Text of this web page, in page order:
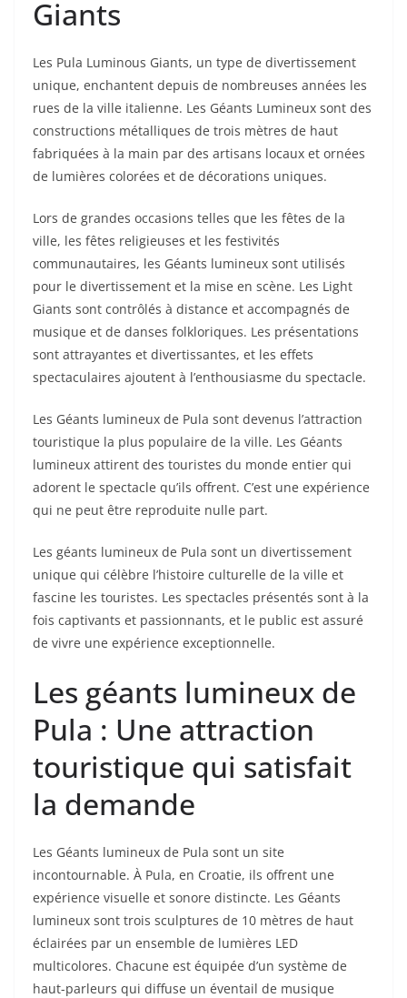
Giants
Les Pula Luminous Giants, un type de divertissement
unique, enchantent depuis de nombreuses années les
rues de la ville italienne. Les Géants Lumineux sont des
constructions métalliques de trois mètres de haut
fabriquées à la main par des artisans locaux et ornées
de lumières colorées et de décorations uniques.
Lors de grandes occasions telles que les fêtes de la
ville, les fêtes religieuses et les festivités
communautaires, les Géants lumineux sont utilisés
pour le divertissement et la mise en scène. Les Light
Giants sont contrôlés à distance et accompagnés de
musique et de danses folkloriques. Les présentations
sont attrayantes et divertissantes, et les effets
spectaculaires ajoutent à l’enthousiasme du spectacle.
Les Géants lumineux de Pula sont devenus l’attraction
touristique la plus populaire de la ville. Les Géants
lumineux attirent des touristes du monde entier qui
adorent le spectacle qu’ils offrent. C’est une expérience
qui ne peut être reproduite nulle part.
Les géants lumineux de Pula sont un divertissement
unique qui célèbre l’histoire culturelle de la ville et
fascine les touristes. Les spectacles présentés sont à la
fois captivants et passionnants, et le public est assuré
de vivre une expérience exceptionnelle.
Les géants lumineux de
Pula : Une attraction
touristique qui satisfait
la demande
Les Géants lumineux de Pula sont un site
incontournable. À Pula, en Croatie, ils offrent une
expérience visuelle et sonore distincte. Les Géants
lumineux sont trois sculptures de 10 mètres de haut
éclairées par un ensemble de lumières LED
multicolores. Chacune est équipée d’un système de
haut-parleurs qui diffuse un éventail de musique